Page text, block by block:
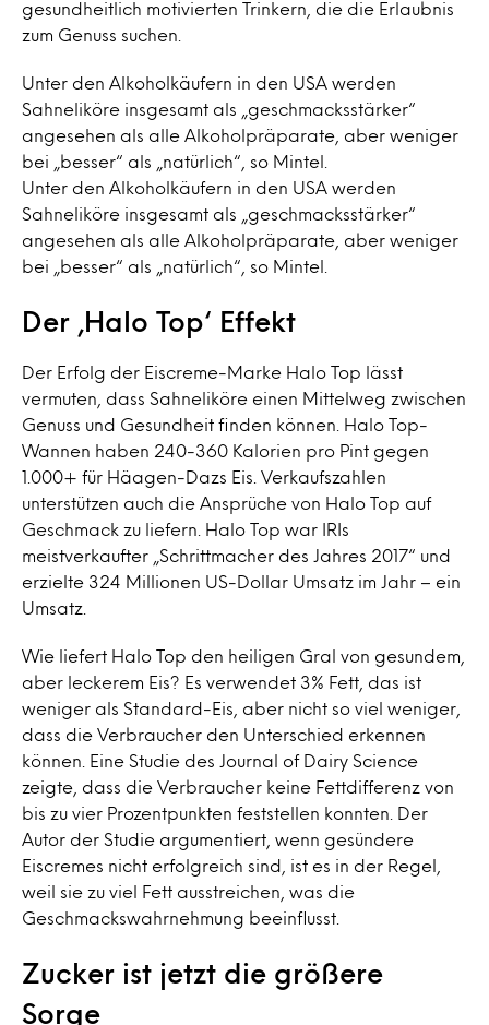
gesundheitlich motivierten Trinkern, die die Erlaubnis
zum Genuss suchen.
Unter den Alkoholkäufern in den USA werden
Sahneliköre insgesamt als „geschmacksstärker“
angesehen als alle Alkoholpräparate, aber weniger
bei „besser“ als „natürlich“, so Mintel.
Unter den Alkoholkäufern in den USA werden
Sahneliköre insgesamt als „geschmacksstärker“
angesehen als alle Alkoholpräparate, aber weniger
bei „besser“ als „natürlich“, so Mintel.
Der ‚Halo Top‘ Effekt
Der Erfolg der Eiscreme-Marke Halo Top lässt
vermuten, dass Sahneliköre einen Mittelweg zwischen
Genuss und Gesundheit finden können. Halo Top-
Wannen haben 240-360 Kalorien pro Pint gegen
1.000+ für Häagen-Dazs Eis. Verkaufszahlen
unterstützen auch die Ansprüche von Halo Top auf
Geschmack zu liefern. Halo Top war IRIs
meistverkaufter „Schrittmacher des Jahres 2017“ und
erzielte 324 Millionen US-Dollar Umsatz im Jahr – ein
Umsatz.
Wie liefert Halo Top den heiligen Gral von gesundem,
aber leckerem Eis? Es verwendet 3% Fett, das ist
weniger als Standard-Eis, aber nicht so viel weniger,
dass die Verbraucher den Unterschied erkennen
können. Eine Studie des Journal of Dairy Science
zeigte, dass die Verbraucher keine Fettdifferenz von
bis zu vier Prozentpunkten feststellen konnten. Der
Autor der Studie argumentiert, wenn gesündere
Eiscremes nicht erfolgreich sind, ist es in der Regel,
weil sie zu viel Fett ausstreichen, was die
Geschmackswahrnehmung beeinflusst.
Zucker ist jetzt die größere
Sorge